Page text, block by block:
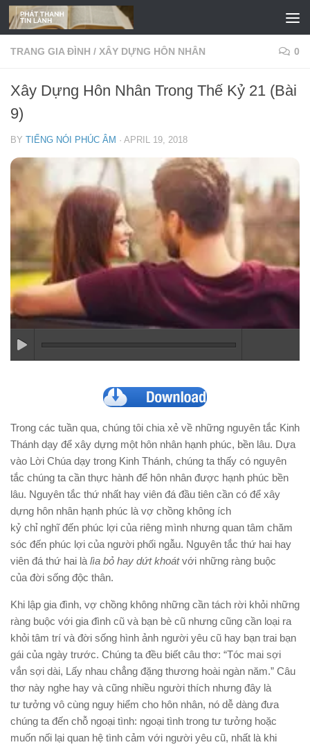
Skip to content
TRANG GIA ĐÌNH / XÂY DỰNG HÔN NHÂN 0
Xây Dựng Hôn Nhân Trong Thế Kỷ 21 (Bài
9)
BY TIẾNG NÓI PHÚC ÂM · APRIL 19, 2018
Trong các tuần qua, chúng tôi chia xẻ về những nguyên tắc Kinh
Thánh dạy để xây dựng một hôn nhân hạnh phúc, bền lâu. Dựa
vào Lời Chúa dạy trong Kinh Thánh, chúng ta thấy có nguyên
tắc chúng ta cần thực hành để hôn nhân được hạnh phúc bền
lâu. Nguyên tắc thứ nhất hay viên đá đầu tiên cần có để xây
dựng hôn nhân hạnh phúc là vợ chồng không ích
kỷ chỉ nghĩ đến phúc lợi của riêng mình nhưng quan tâm chăm
sóc đến phúc lợi của người phối ngẫu. Nguyên tắc thứ hai hay
viên đá thứ hai là lìa bỏ hay dứt khoátvới những ràng buộc
của đời sống độc thân.
Khi lập gia đình, vợ chồng không những cần tách rời khỏi những
ràng buộc với gia đình cũ và bạn bè cũ nhưng cũng cần loại ra
khỏi tâm trí và đời sống hình ảnh người yêu cũ hay bạn trai bạn
gái của ngày trước. Chúng ta đều biết câu thơ: “Tóc mai sợi
vắn sợi dài, Lấy nhau chẳng đặng thương hoài ngàn năm.” Câu
thơ này nghe hay và cũng nhiều người thích nhưng đây là
tư tưởng vô cùng nguy hiểm cho hôn nhân, nó dễ dàng đưa
chúng ta đến chỗ ngoại tình: ngoại tình trong tư tưởng hoặc
muốn nối lại quan hệ tình cảm với người yêu cũ, nhất là khi